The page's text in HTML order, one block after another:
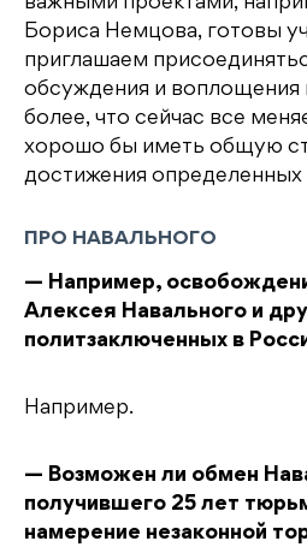
Бориса Немцова, готовы
приглашаем
обсуждения и воплощения
более, что сейчас все
хорошо бы иметь общую
достижения определенных
ПРО НАВАЛЬНОГО
— Например,
Алексея Навального и
политзаключенных в
Например.
— Возможен ли обмен
получившего 25 лет
намерение незаконной